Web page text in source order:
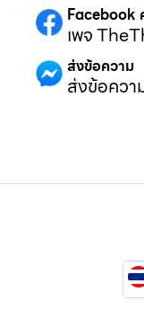
Facebook
เพจ
ส่งข้อความ
ส่งข้อควา